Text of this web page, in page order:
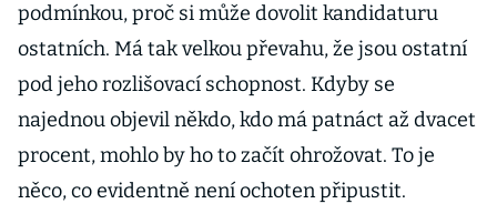
podmínkou, proč si může dovolit kandidaturu
ostatních. Má tak velkou převahu, že jsou ostatní
pod jeho rozlišovací schopnost. Kdyby se
najednou objevil někdo, kdo má patnáct až dvacet
procent, mohlo by ho to začít ohrožovat. To je
něco, co evidentně není ochoten připustit.